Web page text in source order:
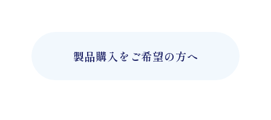
製品購入をご希望の方へ